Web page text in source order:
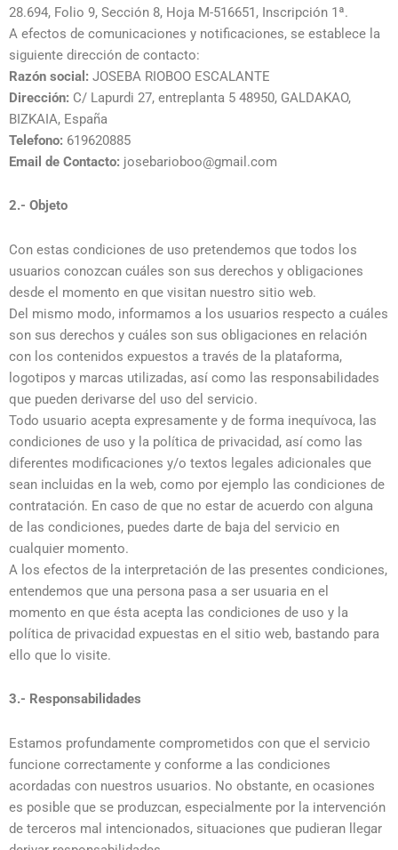
28.694, Folio 9, Sección 8, Hoja M-516651, Inscripción 1ª.
A efectos de comunicaciones y notificaciones, se establece la
siguiente dirección de contacto:
Razón social: JOSEBA RIOBOO ESCALANTE
Dirección: C/ Lapurdi 27, entreplanta 5 48950, GALDAKAO,
BIZKAIA, España
Telefono: 619620885
Email de Contacto: josebarioboo@gmail.com
2.- Objeto
Con estas condiciones de uso pretendemos que todos los
usuarios conozcan cuáles son sus derechos y obligaciones
desde el momento en que visitan nuestro sitio web.
Del mismo modo, informamos a los usuarios respecto a cuáles
son sus derechos y cuáles son sus obligaciones en relación
con los contenidos expuestos a través de la plataforma,
logotipos y marcas utilizadas, así como las responsabilidades
que pueden derivarse del uso del servicio.
Todo usuario acepta expresamente y de forma inequívoca, las
condiciones de uso y la política de privacidad, así como las
diferentes modificaciones y/o textos legales adicionales que
sean incluidas en la web, como por ejemplo las condiciones de
contratación. En caso de que no estar de acuerdo con alguna
de las condiciones, puedes darte de baja del servicio en
cualquier momento.
A los efectos de la interpretación de las presentes condiciones,
entendemos que una persona pasa a ser usuaria en el
momento en que ésta acepta las condiciones de uso y la
política de privacidad expuestas en el sitio web, bastando para
ello que lo visite.
3.- Responsabilidades
Estamos profundamente comprometidos con que el servicio
funcione correctamente y conforme a las condiciones
acordadas con nuestros usuarios. No obstante, en ocasiones
es posible que se produzcan, especialmente por la intervención
de terceros mal intencionados, situaciones que pudieran llegar